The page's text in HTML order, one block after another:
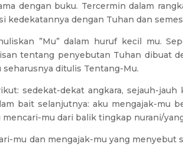
dengan buku. Tercermin dalam
kedekatannya dengan Tuhan dan
”Mu” dalam huruf kecil mu.
tentang penyebutan Tuhan dibuat
seharusnya ditulis Tentang-Mu.
sedekat-dekat angkara, sejauh-
bait selanjutnya: aku mengajak-mu
mu dari balik tingkap nurani/
mu dan mengajak-mu yang menyebut